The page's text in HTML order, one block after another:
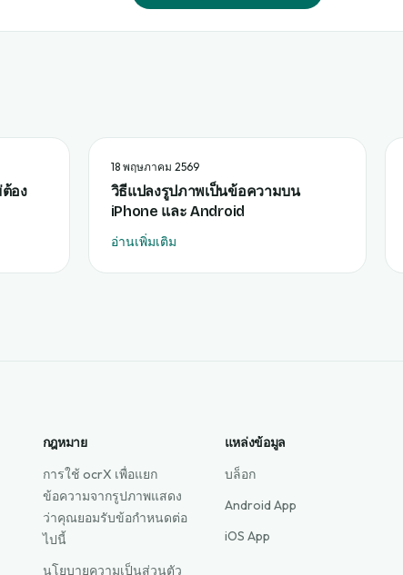
อง
18 พฤษภาคม 2569
วิธีแปลงรูปภาพเป็นข้อความบน
iPhone และ Android
อ่านเพิ่มเติม
กฎหมาย
การใช้ ocrX เพื่อแยก
ข้อความจากรูปภาพแสดง
ว่าคุณยอมรับข้อกำหนดต่อ
ไปนี้
นโยบายความเป็นส่วนตัว
แหล่งข้อมูล
บล็อก
Android App
iOS App